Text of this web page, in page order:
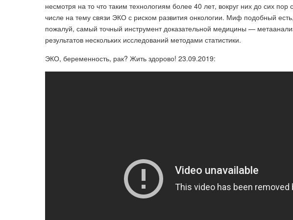
несмотря на то что таким технологиям более 40 лет, вокруг них до сих
числе на тему связи ЭКО с риском развития онкологии. Миф подобный
пожалуй, самый точный инструмент доказательной медицины —
результатов нескольких исследований методами статистики.
ЭКО, беременность, рак? Жить здорово! 23.09.2019: